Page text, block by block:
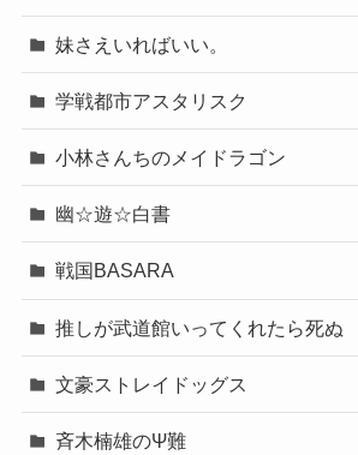
妹さえいればいい。
学戦都市アスタリスク
小林さんちのメイドラゴン
幽☆遊☆白書
戦国BASARA
推しが武道館いってくれたら死ぬ
文豪ストレイドッグス
斉木楠雄のΨ難